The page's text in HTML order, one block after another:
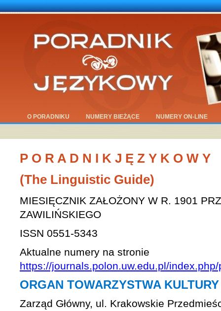
O PORADNIKU NUMERY BIEŻĄCE NUMERY ON-LINE
P O R A D N I K J Ę Z Y K O W Y
(The Linguistic Guide)
MIESIĘCZNIK ZAŁOŻONY W R. 1901
ZAWILIŃSKIEGO
ISSN 0551-5343
Aktualne numery na stronie
https://journals.polon.uw.edu.pl/index.php/
ORGAN TOWARZYSTWA
Zarząd Główny, ul. Krakowskie